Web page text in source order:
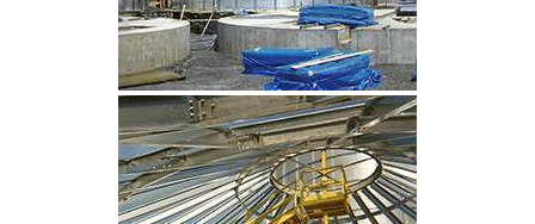
CLIQUEZ POUR AGRANDIR